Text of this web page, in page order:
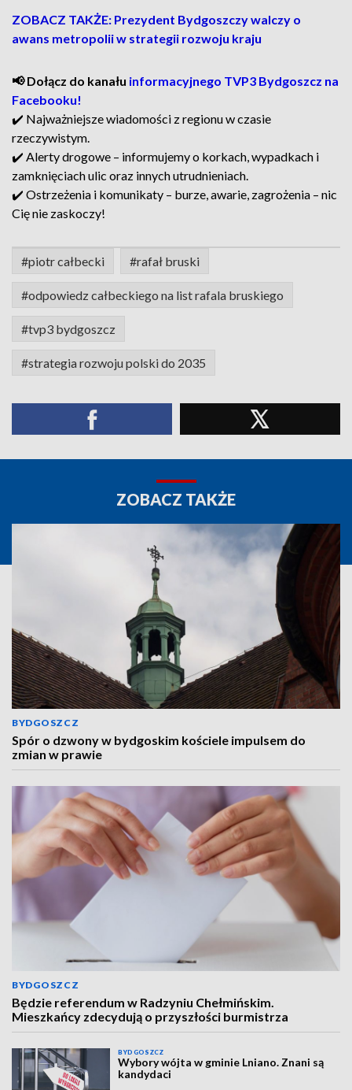
ZOBACZ TAKŻE: Prezydent Bydgoszczy walczy o
awans metropolii w strategii rozwoju kraju
📢 Dołącz do kanału informacyjnego TVP3 Bydgoszcz na
Facebooku!
✔️ Najważniejsze wiadomości z regionu w czasie
rzeczywistym.
✔️ Alerty drogowe – informujemy o korkach, wypadkach i
zamknięciach ulic oraz innych utrudnieniach.
✔️ Ostrzeżenia i komunikaty – burze, awarie, zagrożenia – nic
Cię nie zaskoczy!
#piotr całbecki #rafał bruski
#odpowiedz całbeckiego na list rafala bruskiego
#tvp3 bydgoszcz
#strategia rozwoju polski do 2035
ZOBACZ TAKŻE
BYDGOSZCZ
Spór o dzwony w bydgoskim kościele impulsem do
zmian w prawie
BYDGOSZCZ
Będzie referendum w Radzyniu Chełmińskim.
Mieszkańcy zdecydują o przyszłości burmistrza
BYDGOSZCZ
Wybory wójta w gminie Lniano. Znani są
kandydaci